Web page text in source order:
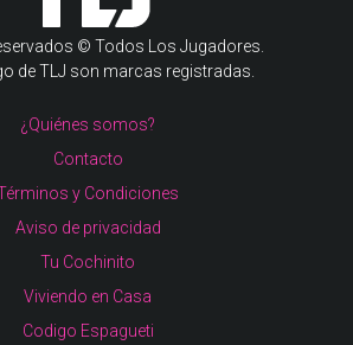
© Todos Los Jugadores.
de TLJ son marcas registradas.
¿Quiénes somos?
Contacto
y Condiciones
Aviso de privacidad
Tu Cochinito
Viviendo en Casa
Codigo Espagueti